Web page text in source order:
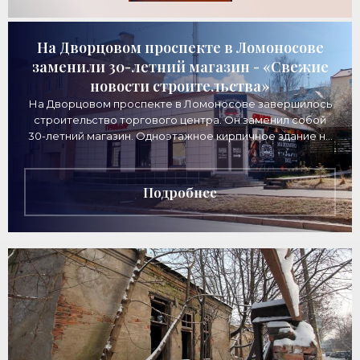
На Дворцовом проспекте в Ломоносове
заменили 30-летний магазин - «Свежие
новости строительства»
На Дворцовом проспекте в Ломоносове завершилось
строительство торгового центра. Он заменил собой
30-летний магазин. Одноэтажное кирпичное здание на
Дворцовом проспекте, 16а, было построено
Подробнее